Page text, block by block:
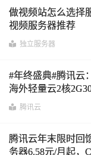
做视频站怎么选择
视频服务器推荐
独立服务器
#年终盛典#腾讯云
海外轻量云2核
加坡/硅谷/法兰克福
腾讯云
腾讯云年末限时回
务器6.58元/月起，